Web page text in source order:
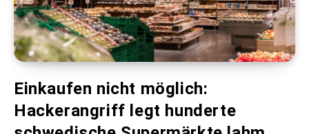
Einkaufen nicht möglich:
Hackerangriff legt hunderte